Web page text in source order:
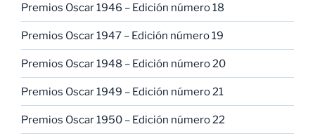
Premios Oscar 1946 – Edición número 18
Premios Oscar 1947 – Edición número 19
Premios Oscar 1948 – Edición número 20
Premios Oscar 1949 – Edición número 21
Premios Oscar 1950 – Edición número 22